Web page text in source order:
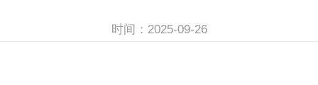
时间： 2025-09-26